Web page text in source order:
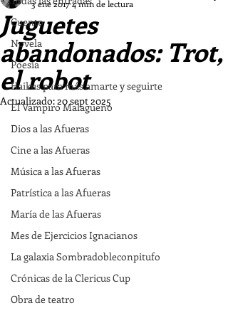
Cuento
Novela
Poesía
Haikus para más amarte y seguirte
El Vampiro Malagueño
Dios a las Afueras
Cine a las Afueras
Música a las Afueras
Patrística a las Afueras
María de las Afueras
Mes de Ejercicios Ignacianos
La galaxia Sombradobleconpitufo
Crónicas de la Clericus Cup
Obra de teatro
Juguetes
abandonados: Trot,
el robot
3 ene 20174 min de lectura
Actualizado:20 sept 2025